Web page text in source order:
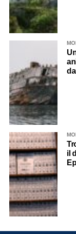
il